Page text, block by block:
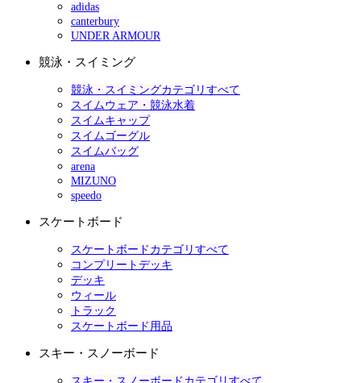
adidas
canterbury
UNDER ARMOUR
競泳・スイミング
競泳・スイミングカテゴリすべて
スイムウェア・競泳水着
スイムキャップ
スイムゴーグル
スイムバッグ
arena
MIZUNO
speedo
スケートボード
スケートボードカテゴリすべて
コンプリートデッキ
デッキ
ウィール
トラック
スケートボード用品
スキー・スノーボード